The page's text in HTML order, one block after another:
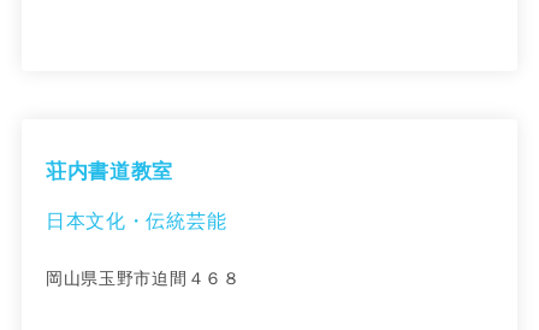
荘内書道教室
日本文化・伝統芸能
岡山県玉野市迫間４６８